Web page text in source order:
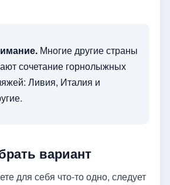
Многие другие страны
сочетание горнолыжных
Ливия, Италия и
вариант
для себя что-то одно, следует